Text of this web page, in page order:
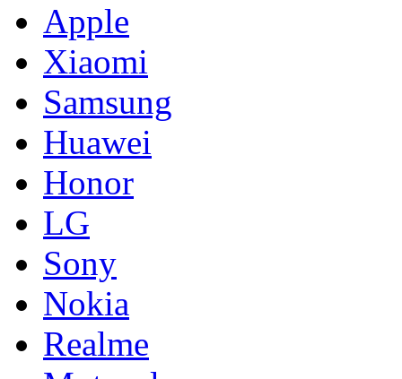
Apple
Xiaomi
Samsung
Huawei
Honor
LG
Sony
Nokia
Realme